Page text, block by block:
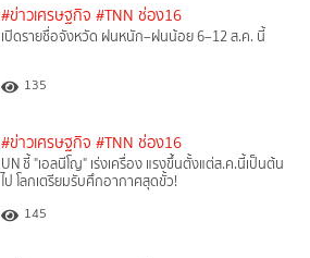
#ข่าวเศรษฐกิจ #TNN ช่อง16
เปิดรายชื่อจังหวัด ฝนหนัก–ฝนน้อย 6–12 ส.ค. นี้
135
#ข่าวเศรษฐกิจ #TNN ช่อง16
UN ชี้ "เอลนีโญ" เร่งเครื่อง แรงขึ้นตั้งแต่ส.ค.นี้เป็นต้น
ไป โลกเตรียมรับศึกอากาศสุดขั้ว!
145